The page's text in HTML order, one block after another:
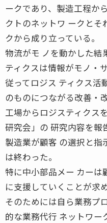
ークであり、製造工程か
クトのネットワ ークとそ
クから成り立っている。
物流がモ ノを動かした結
ティクスは情報がモノ・
従ってロジス ティクス活
のものにつながる改善・
工場からロジスティク
研究会」の 研究内容を報
製造業が顧客 の選択と指
は終わった。
特に中小部品メー カーは
に支援していくことが求
そのためには自ら業務プ
的な業務代行 ネットワー